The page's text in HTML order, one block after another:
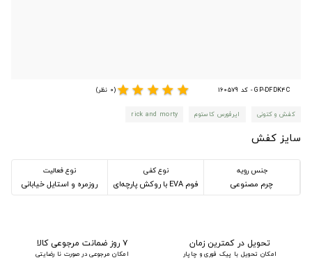
GP-DFDK4C - کد 160579 star
star
star
star
star(0 نظر)
کفش و کتونی ایرفورس کاستوم rick and morty
سایز کفش
جنس رویه
چرم مصنوعی
نوع کفی
فوم EVA با روکش پارچه‌ای
نوع فعالیت
روزمره و استایل خیابانی
تحویل در کمترین زمان
امکان تحویل با پیک فوری و چاپار
۷ روز ضمانت مرجوعی کالا
امکان مرجوعی در صورت نا رضایتی